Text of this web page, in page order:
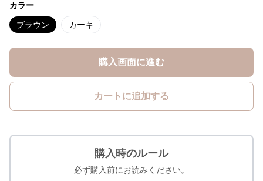
カラー
ブラウン カーキ
購入画面に進む
カートに追加する
購入時のルール
必ず購入前にお読みください。